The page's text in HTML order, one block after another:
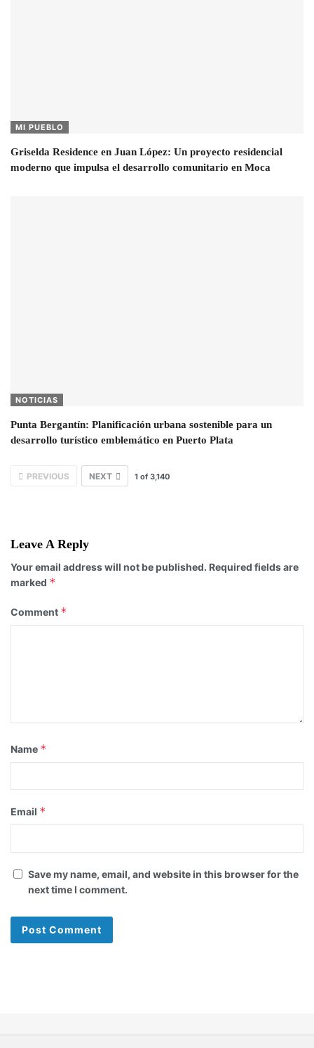
MI PUEBLO
Griselda Residence en Juan López: Un proyecto residencial
moderno que impulsa el desarrollo comunitario en Moca
NOTICIAS
Punta Bergantín: Planificación urbana sostenible para un
desarrollo turístico emblemático en Puerto Plata
PREVIOUS NEXT 1 of 3,140
Leave A Reply
Your email address will not be published. Required fields are
marked *
Comment *
Name *
Email *
Save my name, email, and website in this browser for the
next time I comment.